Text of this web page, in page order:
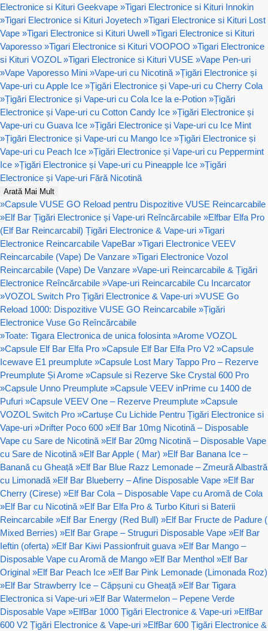
Electronice si Kituri Geekvape »Tigari Electronice si Kituri Innokin
»Tigari Electronice si Kituri Joyetech »Tigari Electronice si Kituri Lost
Vape »Tigari Electronice si Kituri Uwell »Tigari Electronice si Kituri
Vaporesso »Tigari Electronice si Kituri VOOPOO »Tigari Electronice
si Kituri VOZOL »Tigari Electronice si Kituri VUSE »Vape Pen-uri
»Vape Vaporesso Mini »Vape-uri cu Nicotină »Țigări Electronice și
Vape-uri cu Apple Ice »Țigări Electronice și Vape-uri cu Cherry Cola
»Țigări Electronice și Vape-uri cu Cola Ice la e-Potion »Țigări
Electronice și Vape-uri cu Cotton Candy Ice »Țigări Electronice și
Vape-uri cu Guava Ice »Țigări Electronice și Vape-uri cu Ice Mint
»Țigări Electronice și Vape-uri cu Mango Ice »Țigări Electronice și
Vape-uri cu Peach Ice »Țigări Electronice și Vape-uri cu Peppermint
Ice »Țigări Electronice și Vape-uri cu Pineapple Ice »Țigări
Electronice și Vape-uri Fără Nicotină
Arată Mai Mult
»Capsule VUSE GO Reload pentru Dispozitive VUSE Reincarcabile
»Elf Bar Țigări Electronice și Vape-uri Reîncărcabile »Elfbar Elfa Pro
(Elf Bar Reincarcabil) Țigări Electronice & Vape-uri »Tigari
Electronice Reincarcabile VapeBar »Tigari Electronice VEEV
Reincarcabile (Vape) De Vanzare »Tigari Electronice Vozol
Reincarcabile (Vape) De Vanzare »Vape-uri Reincarcabile & Țigări
Electronice Reîncărcabile »Vape-uri Reincarcabile Cu Incarcator
»VOZOL Switch Pro Țigări Electronice & Vape-uri »VUSE Go
Reload 1000: Dispozitive VUSE GO Reincarcabile »Țigări
Electronice Vuse Go Reîncărcabile
»Toate: Tigara Electronica de unica folosinta »Arome VOZOL
»Capsule Elf Bar Elfa Pro »Capsule Elf Bar Elfa Pro V2 »Capsule
Icewave E1 preumplute »Capsule Lost Mary Tappo Pro – Rezerve
Preumplute Și Arome »Capsule si Rezerve Ske Crystal 600 Pro
»Capsule Unno Preumplute »Capsule VEEV inPrime cu 1400 de
Pufuri »Capsule VEEV One – Rezerve Preumplute »Capsule
VOZOL Switch Pro »Cartușe Cu Lichide Pentru Țigări Electronice si
Vape-uri »Drifter Poco 600 »Elf Bar 10mg Nicotină – Disposable
Vape cu Sare de Nicotină »Elf Bar 20mg Nicotină – Disposable Vape
cu Sare de Nicotină »Elf Bar Apple ( Mar) »Elf Bar Banana Ice –
Banană cu Gheață »Elf Bar Blue Razz Lemonade – Zmeură Albastră
cu Limonadă »Elf Bar Blueberry – Afine Disposable Vape »Elf Bar
Cherry (Cirese) »Elf Bar Cola – Disposable Vape cu Aromă de Cola
»Elf Bar cu Nicotină »Elf Bar Elfa Pro & Turbo Kituri si Baterii
Reincarcabile »Elf Bar Energy (Red Bull) »Elf Bar Fructe de Padure (
Mixed Berries) »Elf Bar Grape – Struguri Disposable Vape »Elf Bar
Ieftin (oferta) »Elf Bar Kiwi Passionfruit guava »Elf Bar Mango –
Disposable Vape cu Aromă de Mango »Elf Bar Menthol »Elf Bar
Original »Elf Bar Peach Ice »Elf Bar Pink Lemonade (Limonada Roz)
»Elf Bar Strawberry Ice – Căpșuni cu Gheață »Elf Bar Tigara
Electronica si Vape-uri »Elf Bar Watermelon – Pepene Verde
Disposable Vape »ElfBar 1000 Țigări Electronice & Vape-uri »ElfBar
600 V2 Țigări Electronice & Vape-uri »ElfBar 600 Țigări Electronice &